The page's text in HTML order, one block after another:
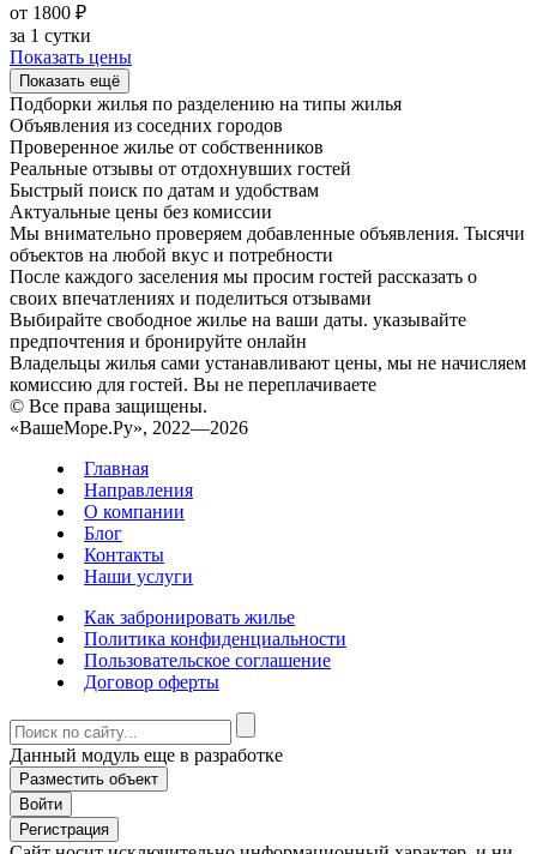
от 1800 ₽
за 1 сутки
Показать цены
Показать ещё
Подборки жилья по разделению на типы жилья
Объявления из соседних городов
Проверенное жилье от собственников
Реальные отзывы от отдохнувших гостей
Быстрый поиск по датам и удобствам
Актуальные цены без комиссии
Мы внимательно проверяем добавленные объявления. Тысячи
объектов на любой вкус и потребности
После каждого заселения мы просим гостей рассказать о
своих впечатлениях и поделиться отзывами
Выбирайте свободное жилье на ваши даты. указывайте
предпочтения и бронируйте онлайн
Владельцы жилья сами устанавливают цены, мы не начисляем
комиссию для гостей. Вы не переплачиваете
© Все права защищены.
«ВашеМоре.Ру», 2022—2026
Главная
Направления
О компании
Блог
Контакты
Наши услуги
Как забронировать жилье
Политика конфиденциальности
Пользовательское соглашение
Договор оферты
Данный модуль еще в разработке
Разместить объект
Войти
Регистрация